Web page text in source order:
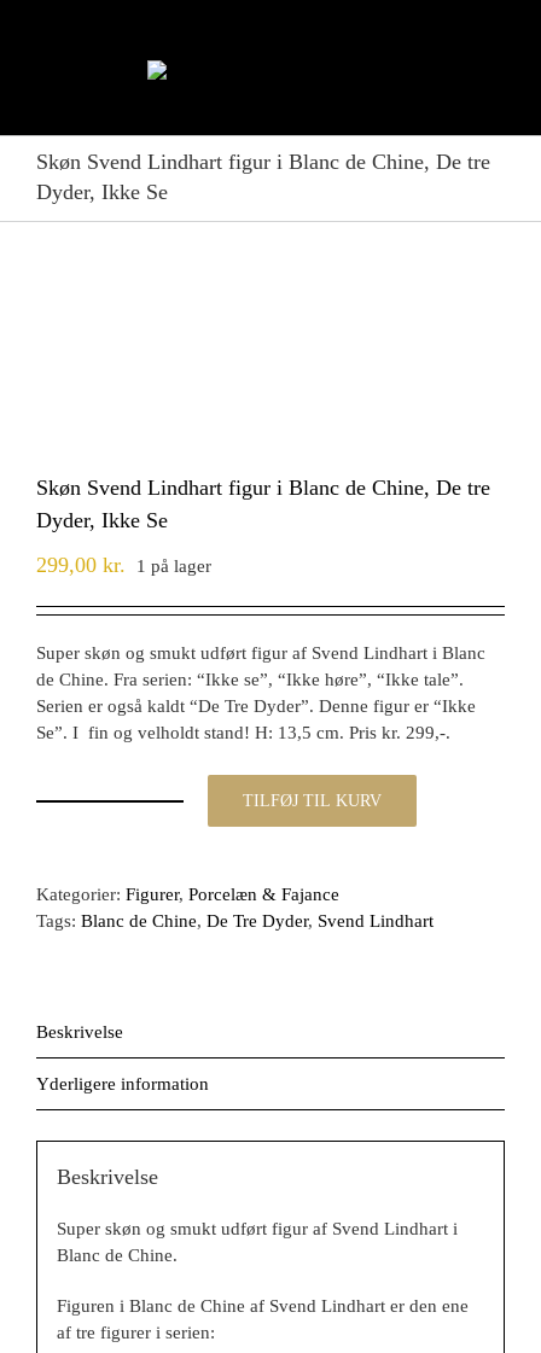
Skøn Svend Lindhart figur i Blanc de Chine, De tre
Dyder, Ikke Se
Skøn Svend Lindhart figur i Blanc de Chine, De tre
Dyder, Ikke Se
299,00 kr. 1 på lager
Super skøn og smukt udført figur af Svend Lindhart i Blanc
de Chine. Fra serien: “Ikke se”, “Ikke høre”, “Ikke tale”.
Serien er også kaldt “De Tre Dyder”. Denne figur er “Ikke
Se”. I fin og velholdt stand! H: 13,5 cm. Pris kr. 299,-.
figur
i
De
Dyder,
Ikke
TILFØJ TIL KURV
Kategorier: Figurer, Porcelæn & Fajance
Tags: Blanc de Chine, De Tre Dyder, Svend Lindhart
Beskrivelse
Yderligere information
Beskrivelse
Super skøn og smukt udført figur af Svend Lindhart i
Blanc de Chine.
Figuren i Blanc de Chine af Svend Lindhart er den ene
af tre figurer i serien: